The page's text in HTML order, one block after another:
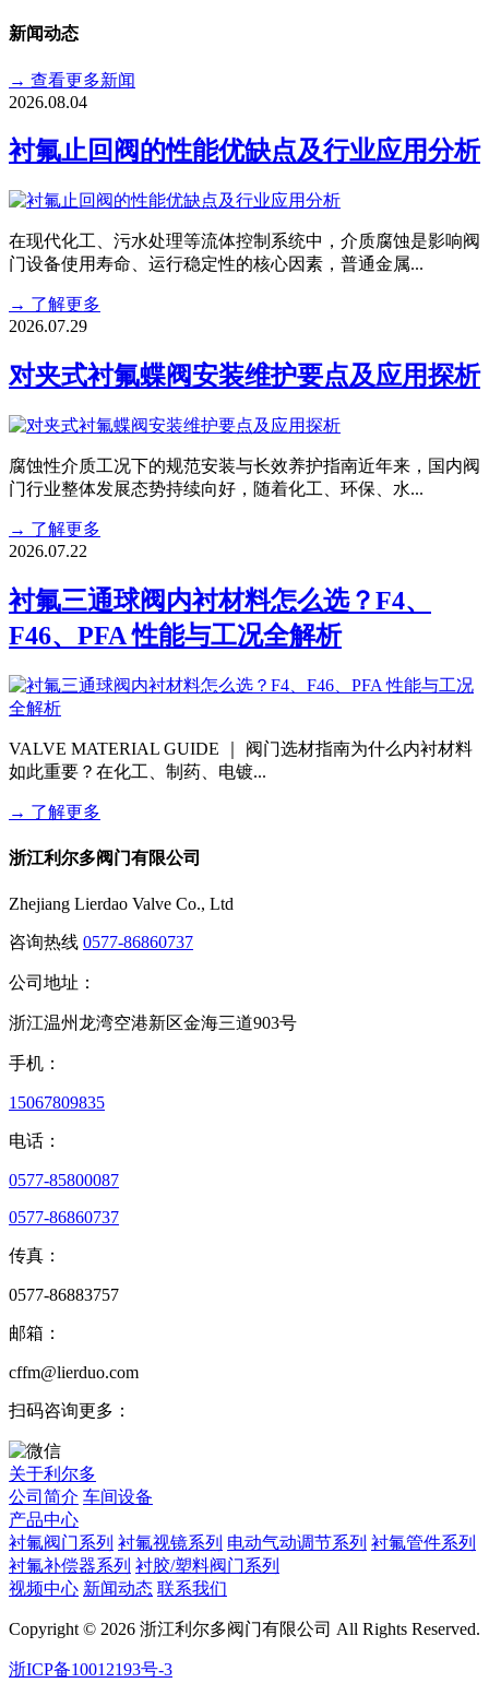
新闻动态
→ 查看更多新闻
2026.08.04
衬氟止回阀的性能优缺点及行业应用分析
在现代化工、污水处理等流体控制系统中，介质腐蚀是影响阀
门设备使用寿命、运行稳定性的核心因素，普通金属...
→ 了解更多
2026.07.29
对夹式衬氟蝶阀安装维护要点及应用探析
腐蚀性介质工况下的规范安装与长效养护指南近年来，国内阀
门行业整体发展态势持续向好，随着化工、环保、水...
→ 了解更多
2026.07.22
衬氟三通球阀内衬材料怎么选？F4、
F46、PFA 性能与工况全解析
VALVE MATERIAL GUIDE ｜ 阀门选材指南为什么内衬材料
如此重要？在化工、制药、电镀...
→ 了解更多
浙江利尔多阀门有限公司
Zhejiang Lierdao Valve Co., Ltd
咨询热线 0577-86860737
公司地址：
浙江温州龙湾空港新区金海三道903号
手机：
15067809835
电话：
0577-85800087
0577-86860737
传真：
0577-86883757
邮箱：
cffm@lierduo.com
扫码咨询更多：
关于利尔多
公司简介 车间设备
产品中心
衬氟阀门系列 衬氟视镜系列 电动气动调节系列 衬氟管件系列
衬氟补偿器系列 衬胶/塑料阀门系列
视频中心 新闻动态 联系我们
Copyright © 2026 浙江利尔多阀门有限公司 All Rights Reserved.
浙ICP备10012193号-3